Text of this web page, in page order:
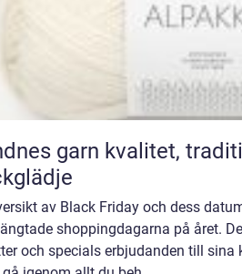
kvalitet, tradition och modern
av Black Friday och dess
shoppingdagarna på året.
och specials erbjudanden till sina